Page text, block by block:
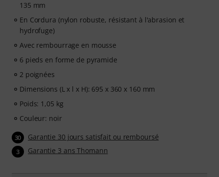
135 mm
En Cordura (nylon robuste, résistant à l'abrasion et
hydrofuge)
Avec rembourrage en mousse
6 pieds en forme de pyramide
2 poignées
Dimensions (L x l x H): 695 x 360 x 160 mm
Poids: 1,05 kg
Couleur: noir
30 Garantie 30 jours satisfait ou remboursé
3 Garantie 3 ans Thomann